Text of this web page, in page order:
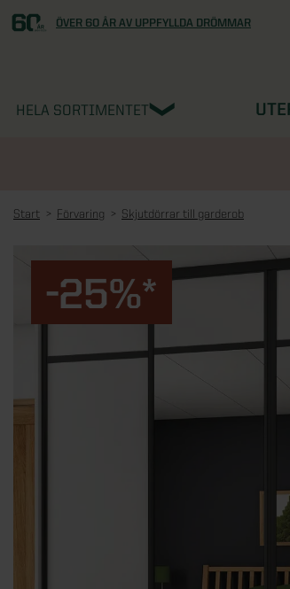
ÖVER 60 ÅR AV UPPFYLLDA DRÖMMAR
HELA SORTIMENTET
Start Förvaring Skjutdörrar till garderob
-25%*